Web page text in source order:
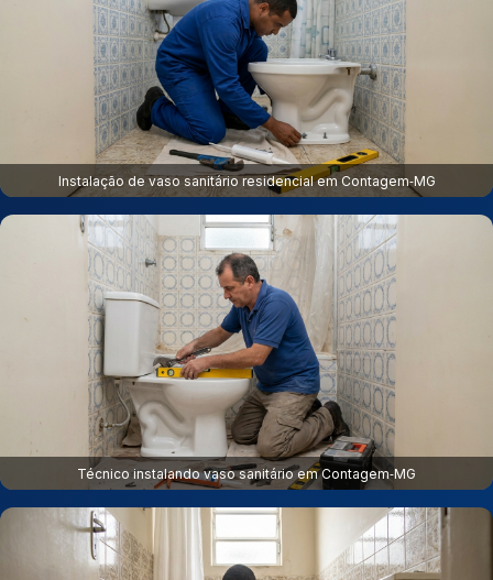
Instalação de vaso sanitário residencial em Contagem‑MG
Técnico instalando vaso sanitário em Contagem‑MG